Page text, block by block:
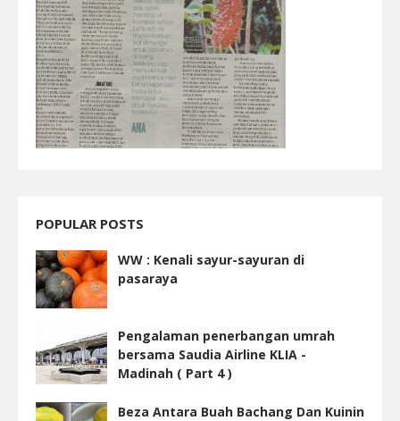
POPULAR POSTS
WW : Kenali sayur-sayuran di
pasaraya
Pengalaman penerbangan umrah
bersama Saudia Airline KLIA -
Madinah ( Part 4 )
Beza Antara Buah Bachang Dan Kuinin